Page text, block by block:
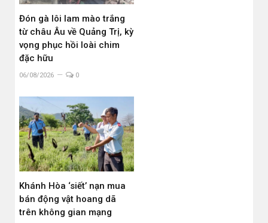
Đón gà lôi lam mào trắng
từ châu Âu về Quảng Trị, kỳ
vọng phục hồi loài chim
đặc hữu
06/08/2026 0
Khánh Hòa ‘siết’ nạn mua
bán động vật hoang dã
trên không gian mạng